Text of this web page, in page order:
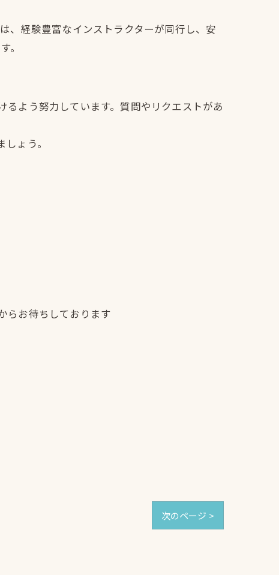
、経験豊富なインストラクターが同行し、安
。
よう努力しています。質問やリクエストがあ
ょう。
らお待ちしております
次のページ >